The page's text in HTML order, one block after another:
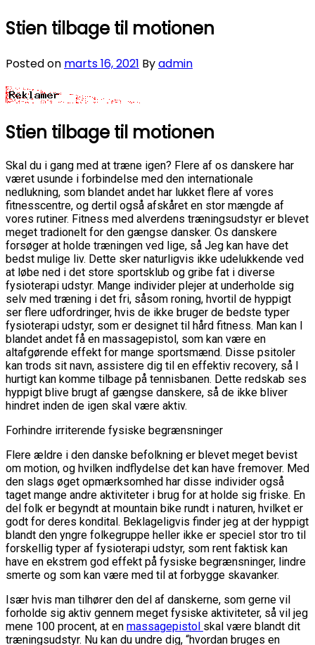
Stien tilbage til motionen
Posted on marts 16, 2021 Byadmin
Stien tilbage til motionen
Skal du i gang med at træne igen? Flere af os danskere har
været usunde i forbindelse med den internationale
nedlukning, som blandet andet har lukket flere af vores
fitnesscentre, og dertil også afskåret en stor mængde af
vores rutiner. Fitness med alverdens træningsudstyr er blevet
meget tradionelt for den gængse dansker. Os danskere
forsøger at holde træningen ved lige, så Jeg kan have det
bedst mulige liv. Dette sker naturligvis ikke udelukkende ved
at løbe ned i det store sportsklub og gribe fat i diverse
fysioterapi udstyr. Mange individer plejer at underholde sig
selv med træning i det fri, såsom roning, hvortil de hyppigt
ser flere udfordringer, hvis de ikke bruger de bedste typer
fysioterapi udstyr, som er designet til hård fitness. Man kan I
blandet andet få en massagepistol, som kan være en
altafgørende effekt for mange sportsmænd. Disse psitoler
kan trods sit navn, assistere dig til en effektiv recovery, så I
hurtigt kan komme tilbage på tennisbanen. Dette redskab ses
hyppigt blive brugt af gængse danskere, så de ikke bliver
hindret inden de igen skal være aktiv.
Forhindre irriterende fysiske begrænsninger
Flere ældre i den danske befolkning er blevet meget bevist
om motion, og hvilken indflydelse det kan have fremover. Med
den slags øget opmærksomhed har disse individer også
taget mange andre aktiviteter i brug for at holde sig friske. En
del folk er begyndt at mountain bike rundt i naturen, hvilket er
godt for deres kondital. Beklageligvis finder jeg at der hyppigt
blandt den yngre folkegruppe heller ikke er speciel stor tro til
forskellig typer af fysioterapi udstyr, som rent faktisk kan
have en ekstrem god effekt på fysiske begrænsninger, lindre
smerte og som kan være med til at forbygge skavanker.
Især hvis man tilhører den del af danskerne, som gerne vil
forholde sig aktiv gennem meget fysiske aktiviteter, så vil jeg
mene 100 procent, at en massagepistol skal være blandt dit
træningsudstyr. Nu kan du undre dig, “hvordan bruges en